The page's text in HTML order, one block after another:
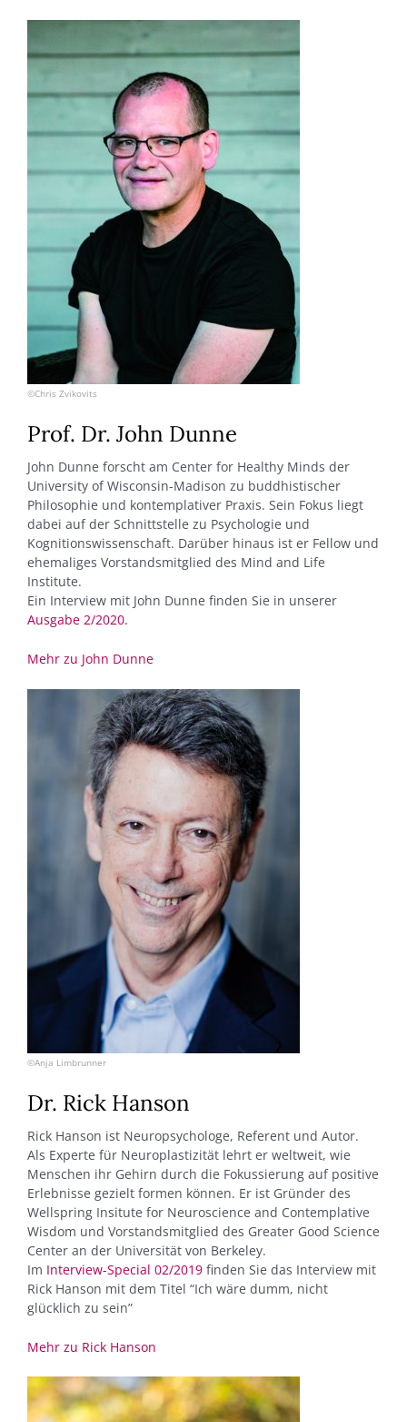
©Chris Zvikovits
Prof. Dr. John Dunne
John Dunne forscht am Center for Healthy Minds der
University of Wisconsin-Madison zu buddhistischer
Philosophie und kontemplativer Praxis. Sein Fokus liegt
dabei auf der Schnittstelle zu Psychologie und
Kognitionswissenschaft. Darüber hinaus ist er Fellow und
ehemaliges Vorstandsmitglied des Mind and Life
Institute.
Ein Interview mit John Dunne finden Sie in unserer
Ausgabe 2/2020.
Mehr zu John Dunne
©Anja Limbrunner
Dr. Rick Hanson
Rick Hanson ist Neuropsychologe, Referent und Autor.
Als Experte für Neuroplastizität lehrt er weltweit, wie
Menschen ihr Gehirn durch die Fokussierung auf positive
Erlebnisse gezielt formen können. Er ist Gründer des
Wellspring Insitute for Neuroscience and Contemplative
Wisdom und Vorstandsmitglied des Greater Good Science
Center an der Universität von Berkeley.
Im Interview-Special 02/2019 finden Sie das Interview mit
Rick Hanson mit dem Titel “Ich wäre dumm, nicht
glücklich zu sein”
Mehr zu Rick Hanson